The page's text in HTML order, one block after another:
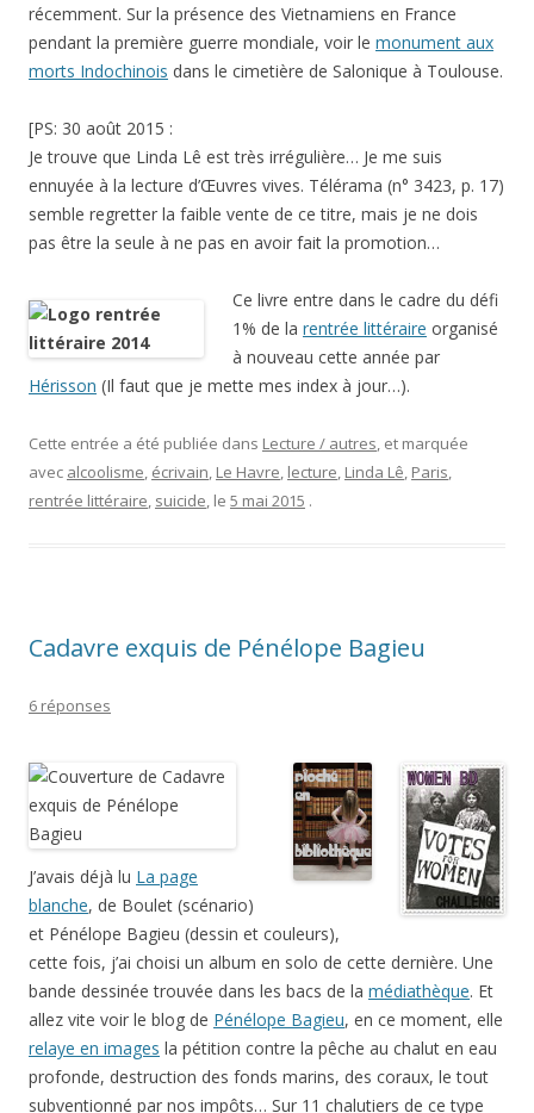
récemment. Sur la présence des Vietnamiens en France
pendant la première guerre mondiale, voir le monument aux
morts Indochinois dans le cimetière de Salonique à Toulouse.
[PS: 30 août 2015 :
Je trouve que Linda Lê est très irrégulière… Je me suis
ennuyée à la lecture d’Œuvres vives. Télérama (n° 3423, p. 17)
semble regretter la faible vente de ce titre, mais je ne dois
pas être la seule à ne pas en avoir fait la promotion…
Ce livre entre dans le cadre du défi
1% de la rentrée littéraire organisé
à nouveau cette année par
Hérisson (Il faut que je mette mes index à jour…).
Cette entrée a été publiée dans Lecture / autres , et marquée
avec alcoolisme écrivain Le Havre lecture Linda Lê Paris
rentrée littéraire suicide , le 5 mai 2015 .
Cadavre exquis de Pénélope Bagieu
6 réponses
J’avais déjà lu La page
blanche, de Boulet (scénario)
et Pénélope Bagieu (dessin et couleurs),
cette fois, j’ai choisi un album en solo de cette dernière. Une
bande dessinée trouvée dans les bacs de la médiathèque. Et
allez vite voir le blog de Pénélope Bagieu, en ce moment, elle
relaye en images la pétition contre la pêche au chalut en eau
profonde, destruction des fonds marins, des coraux, le tout
subventionné par nos impôts… Sur 11 chalutiers de ce type